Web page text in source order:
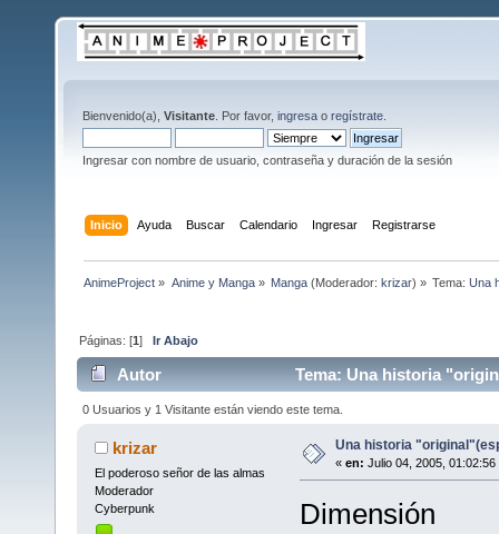
Bienvenido(a), Visitante . Por favor, ingresa o regístrate
Ingresar con nombre de usuario, contraseña y duración de la sesión
Inicio Ayuda Buscar Calendario Ingresar Registrarse
AnimeProject » Anime y Manga» Manga(Moderador: krizar) » Tema:Una
Páginas: [1]Ir Abajo
Autor Tema: Una historia
0 Usuarios y 1 Visitante están viendo este tema.
krizar
El poderoso señor de las almas
Moderador
Cyberpunk
Una historia
« en: Julio 04, 2005, 01:02:56
Dimensión